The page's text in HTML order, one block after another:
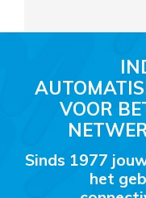
VOOR
Sinds 1977
het